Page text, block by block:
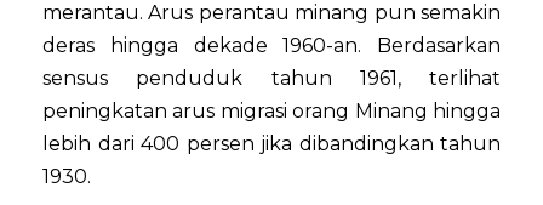
merantau. Arus perantau minang pun semakin
deras hingga dekade 1960-an. Berdasarkan
sensus penduduk tahun 1961, terlihat
peningkatan arus migrasi orang Minang hingga
lebih dari 400 persen jika dibandingkan tahun
1930.